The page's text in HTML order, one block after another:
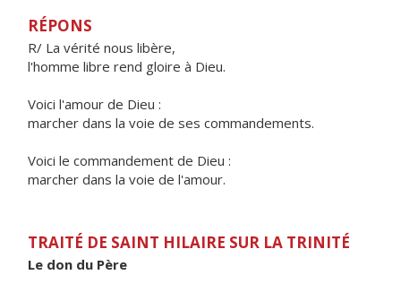
RÉPONS
R/ La vérité nous libère,
l'homme libre rend gloire à Dieu.
Voici l'amour de Dieu :
marcher dans la voie de ses commandements.
Voici le commandement de Dieu :
marcher dans la voie de l'amour.
TRAITÉ DE SAINT HILAIRE SUR LA TRINITÉ
Le don du Père